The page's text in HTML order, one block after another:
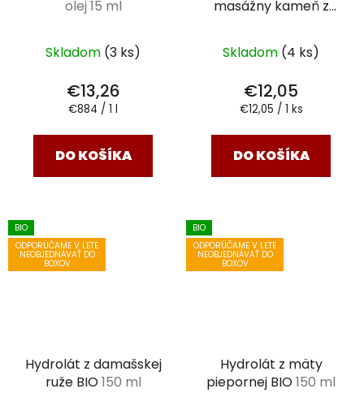
olej 15 ml
Skladom (3 ks)
€13,26
Jednotková
€884 / 1 l
DO KOŠÍKA
masážny kameň z
Skladom (4 ks)
€12,05
Jednotková
€12,05 / 1 ks
DO KOŠÍKA
BIO
ODPORÚČAME V LETE
NEOBJEDNÁVAŤ DO
BOXOV
Hydrolát z damašskej
ruže BIO150 ml
BIO
ODPORÚČAME V LETE
NEOBJEDNÁVAŤ DO
BOXOV
Hydrolát z mäty
piepornej BIO150 ml